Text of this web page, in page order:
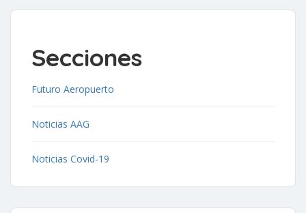
Secciones
Futuro Aeropuerto
Noticias AAG
Noticias Covid-19